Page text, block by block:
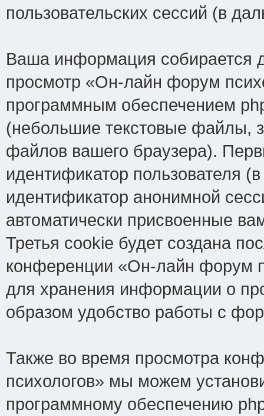
пользовательских сессий (в
Ваша информация собирается
просмотр «Он-лайн форум
программным обеспечением
(небольшие текстовые файлы,
файлов вашего браузера).
идентификатор пользователя
идентификатор анонимной
автоматически присвоенные
Третья cookie будет создана
конференции «Он-лайн форум
для хранения информации о
образом удобство работы с
Также во время просмотра
психологов» мы можем
программному обеспечению